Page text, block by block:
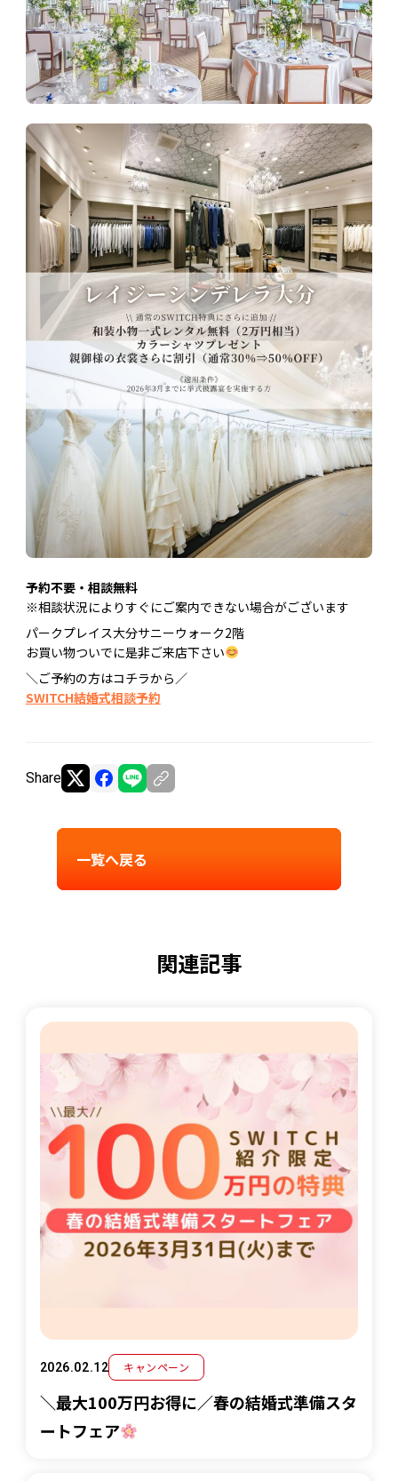
予約不要・相談無料
※相談状況によりすぐにご案内できない場合がございます
パークプレイス大分サニーウォーク2階
お買い物ついでに是非ご来店下さい
＼ご予約の方はコチラから／
SWITCH結婚式相談予約
Share
一覧へ戻る
関連記事
2026.02.12 キャンペーン
＼最大100万円お得に／春の結婚式準備スタ
ートフェア